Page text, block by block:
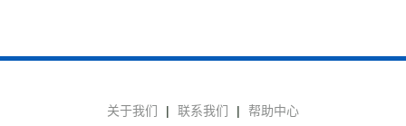
关于我们 | 联系我们 | 帮助中心